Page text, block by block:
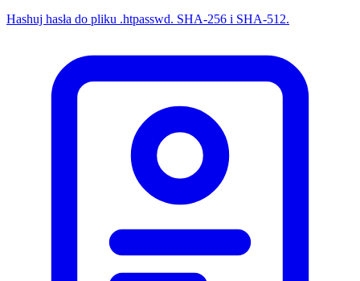
Hashuj hasła do pliku .htpasswd. SHA-256 i SHA-512.